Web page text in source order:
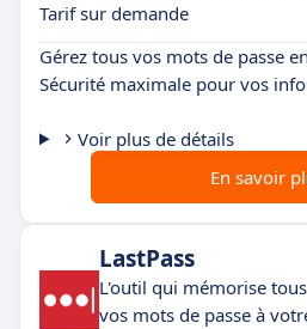
Tarif sur demande
Gérez tous vos mots de passe
Sécurité maximale pour vos
Voir plus de détails
En savoir
LastPass
L'outil qui mémorise tous
vos mots de passe à